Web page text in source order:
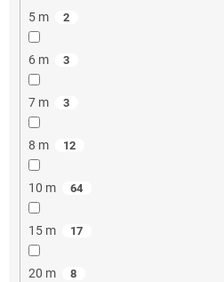
5 m 2
6 m 3
7 m 3
8 m 12
10 m 64
15 m 17
20 m 8